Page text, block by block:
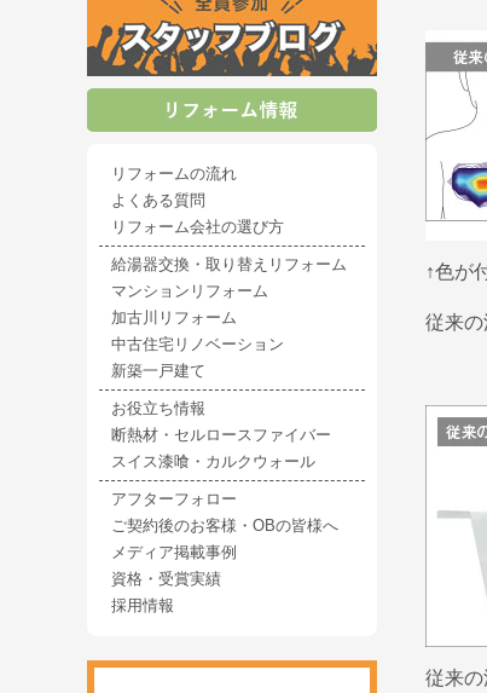
↑色が
従来の
従来の
リフォームの流れ
よくある質問
リフォーム会社の選び方
給湯器交換・取り替えリフォーム
マンションリフォーム
加古川リフォーム
中古住宅リノベーション
新築一戸建て
お役立ち情報
断熱材・セルロースファイバー
スイス漆喰・カルクウォール
アフターフォロー
ご契約後のお客様・OBの皆様へ
メディア掲載事例
資格・受賞実績
採用情報